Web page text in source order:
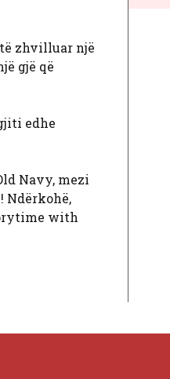
zhvilluar një
gjë që
edhe
Navy, mezi
Ndërkohë,
with